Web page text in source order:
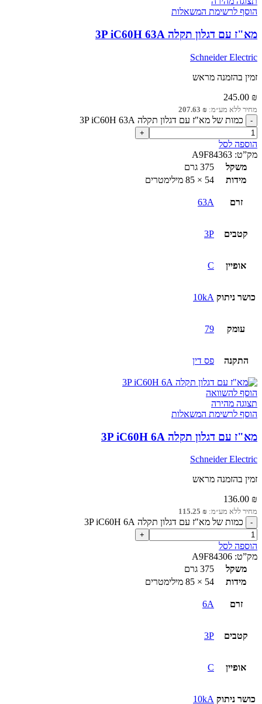
הוסף לרשימת המשאלות
מא"ז עם דגלון תקלה 3P iC60H 63A
Schneider Electric
זמין בהזמנה מראש
245.00 ₪
מחיר ללא מע״מ: 207.63 ₪
כמות של מא"ז עם דגלון תקלה 3P iC60H 63A
הוספה לסל
מק”ט: A9F84363
משקל
375 גרם
מידות
54 × 85 מילימטרים
זרם 63A
קטבים 3P
אופיין C
כושר ניתוק 10kA
עומק 79
התקנה פס דין
הוסף להשוואה
תצוגה מהירה
הוסף לרשימת המשאלות
מא"ז עם דגלון תקלה 3P iC60H 6A
Schneider Electric
זמין בהזמנה מראש
136.00 ₪
מחיר ללא מע״מ: 115.25 ₪
כמות של מא"ז עם דגלון תקלה 3P iC60H 6A
הוספה לסל
מק”ט: A9F84306
משקל
375 גרם
מידות
54 × 85 מילימטרים
זרם 6A
קטבים 3P
אופיין C
כושר ניתוק 10kA